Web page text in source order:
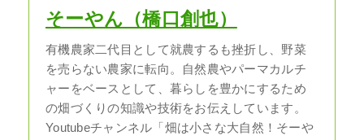
そーやん（橋口創也）
有機農家二代目として就農するも挫折し、野菜
を売らない農家に転向。自然農やパーマカルチ
ャーをベースとして、暮らしを豊かにするため
の畑づくりの知識や技術をお伝えしています。
Youtubeチャンネル「畑は小さな大自然！そーや